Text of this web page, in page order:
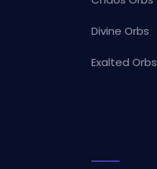
Divine Orbs
Exalted Orbs